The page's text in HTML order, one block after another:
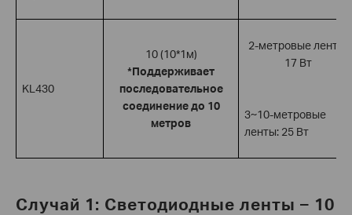
KL430
10 (10*1м)
*Поддерживает
последовательное
соединение до 10
метров
2-метровые ленты:
17 Вт
3~10-метровые
ленты: 25 Вт
Случай 1: Светодиодные ленты – 10